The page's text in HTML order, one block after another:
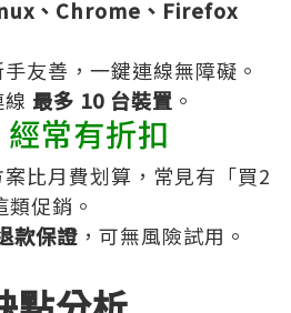
、Chrome、Firefox
友善，一鍵連線無障礙。
最多 10 台裝置 。
常有折扣
比月費划算，常見有「買2
促銷。
款保證 ，可無風險試用。